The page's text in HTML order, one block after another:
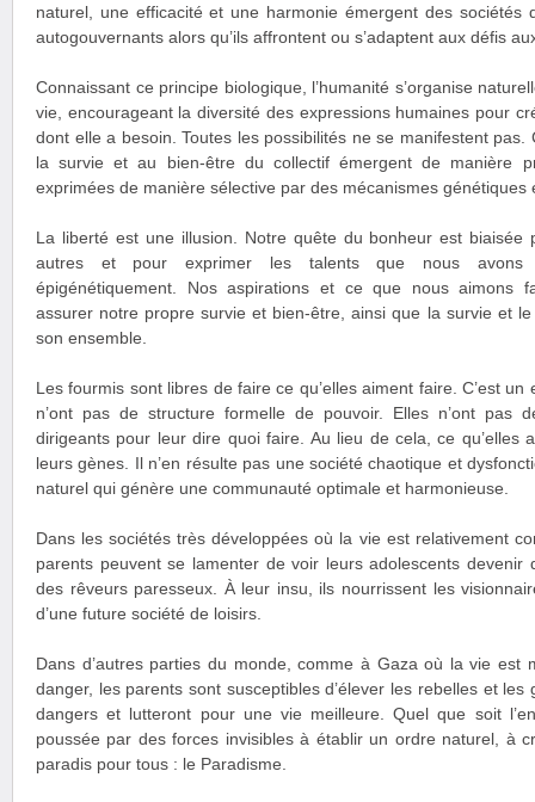
naturel, une efficacité et une harmonie émergent des sociétés
autogouvernants alors qu’ils affrontent ou s’adaptent aux défis
Connaissant ce principe biologique, l’humanité s’organise
vie, encourageant la diversité des expressions humaines pour
dont elle a besoin. Toutes les possibilités ne se manifestent pas.
la survie et au bien-être du collectif émergent de manière
exprimées de manière sélective par des mécanismes génétiques
La liberté est une illusion. Notre quête du bonheur est biaisée
autres et pour exprimer les talents que nous avons
épigénétiquement. Nos aspirations et ce que nous aimons
assurer notre propre survie et bien-être, ainsi que la survie et
son ensemble.
Les fourmis sont libres de faire ce qu’elles aiment faire. C’est un
n’ont pas de structure formelle de pouvoir. Elles n’ont pas
dirigeants pour leur dire quoi faire. Au lieu de cela, ce qu’elles
leurs gènes. Il n’en résulte pas une société chaotique et
naturel qui génère une communauté optimale et harmonieuse.
Dans les sociétés très développées où la vie est relativement
parents peuvent se lamenter de voir leurs adolescents devenir
des rêveurs paresseux. À leur insu, ils nourrissent les
d’une future société de loisirs.
Dans d’autres parties du monde, comme à Gaza où la vie est
danger, les parents sont susceptibles d’élever les rebelles et
dangers et lutteront pour une vie meilleure. Quel que soit
poussée par des forces invisibles à établir un ordre naturel, à
paradis pour tous : le Paradisme.